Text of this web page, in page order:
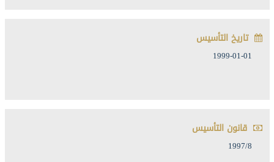
تاريخ التأسيس
1999-01-01
قانون التأسيس
1997/8